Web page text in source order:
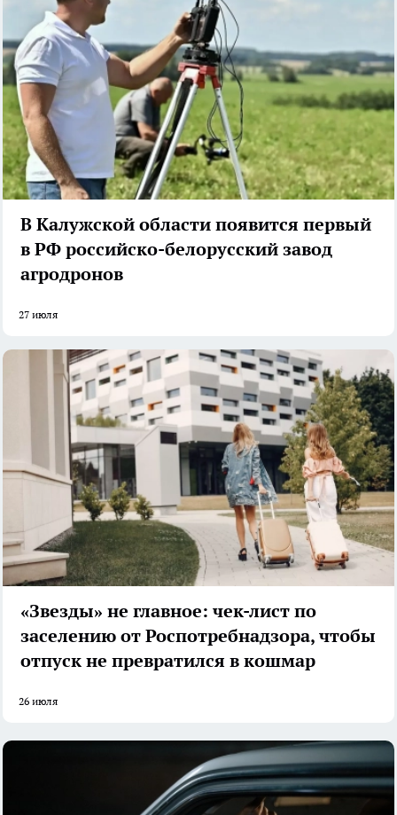
В Калужской области появится первый
в РФ российско-белорусский завод
агродронов
27 июля
«Звезды» не главное: чек-лист по
заселению от Роспотребнадзора, чтобы
отпуск не превратился в кошмар
26 июля